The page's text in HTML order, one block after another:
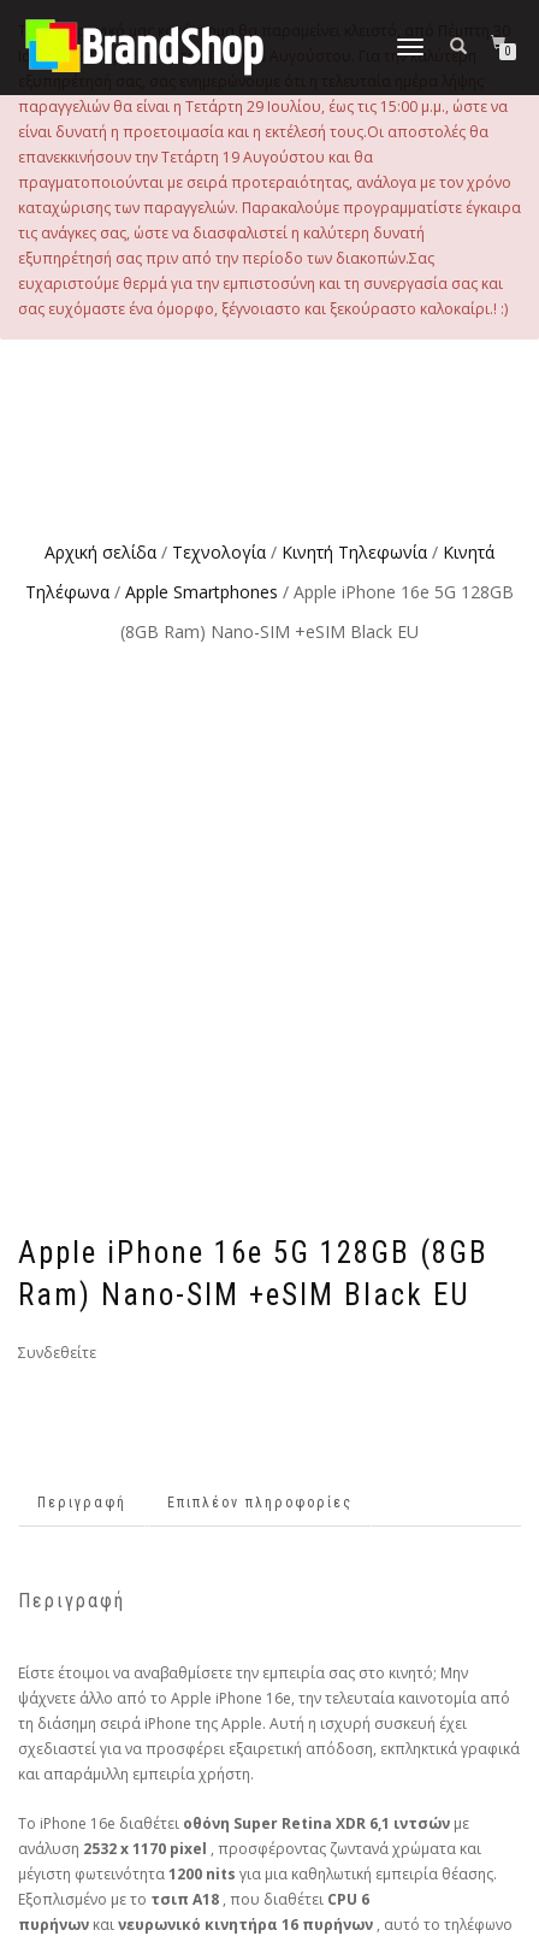
περιεχόμενο
Εναλλαγή
0
Το ηλεκτρονικό μας κατάστημα θα παραμείνει κλειστό, από Πέμπτη 30
Ιουλίου 2026 μέχρι και την Τρίτη 18 Αυγούστου. Για την καλύτερη
εξυπηρέτησή σας, σας ενημερώνουμε ότι η τελευταία ημέρα λήψης
παραγγελιών θα είναι η Τετάρτη 29 Ιουλίου, έως τις 15:00 μ.μ., ώστε να
είναι δυνατή η προετοιμασία και η εκτέλεσή τους.Οι αποστολές θα
επανεκκινήσουν την Τετάρτη 19 Αυγούστου και θα
πραγματοποιούνται με σειρά προτεραιότητας, ανάλογα με τον χρόνο
καταχώρισης των παραγγελιών. Παρακαλούμε προγραμματίστε έγκαιρα
τις ανάγκες σας, ώστε να διασφαλιστεί η καλύτερη δυνατή
εξυπηρέτησή σας πριν από την περίοδο των διακοπών.Σας
ευχαριστούμε θερμά για την εμπιστοσύνη και τη συνεργασία σας και
σας ευχόμαστε ένα όμορφο, ξέγνοιαστο και ξεκούραστο καλοκαίρι.! :)
Αρχική σελίδα / Τεχνολογία / Κινητή Τηλεφωνία / Κινητά
Τηλέφωνα / Apple Smartphones / Apple iPhone 16e 5G 128GB
(8GB Ram) Nano-SIM +eSIM Black EU
Apple iPhone 16e 5G 128GB (8GB
Ram) Nano-SIM +eSIM Black EU
Συνδεθείτε
Περιγραφή Επιπλέον πληροφορίες
Περιγραφή
Είστε έτοιμοι να αναβαθμίσετε την εμπειρία σας στο κινητό; Μην
ψάχνετε άλλο από το Apple iPhone 16e, την τελευταία καινοτομία από
τη διάσημη σειρά iPhone της Apple. Αυτή η ισχυρή συσκευή έχει
σχεδιαστεί για να προσφέρει εξαιρετική απόδοση, εκπληκτικά γραφικά
και απαράμιλλη εμπειρία χρήστη.
Το iPhone 16e διαθέτει οθόνη Super Retina XDR 6,1 ιντσών με
ανάλυση 2532 x 1170 pixel , προσφέροντας ζωντανά χρώματα και
μέγιστη φωτεινότητα1200 nits για μια καθηλωτική εμπειρία θέασης.
Εξοπλισμένο με το τσιπ A18 , που διαθέτει CPU 6
πυρήνων καινευρωνικό κινητήρα 16 πυρήνων , αυτό το τηλέφωνο